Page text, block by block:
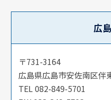
広
〒731-3164
広島県広島市安佐南区伴
TEL 082-849-5701